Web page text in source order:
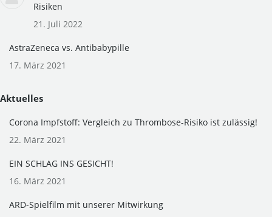
Risiken
21. Juli 2022
AstraZeneca vs. Antibabypille
17. März 2021
Aktuelles
Corona Impfstoff: Vergleich zu Thrombose-Risiko ist zulässig!
22. März 2021
EIN SCHLAG INS GESICHT!
16. März 2021
ARD-Spielfilm mit unserer Mitwirkung